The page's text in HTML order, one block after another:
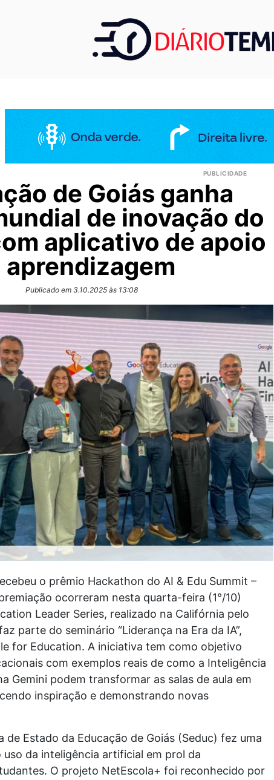
de Goiás ganha
de inovação do
aplicativo de apoio
aprendizagem
Publicado em 3.10.2025 às 13:08
o prêmio Hackathon do AI & Edu Summit –
ocorreram nesta quarta-feira (1°/10)
Leader Series, realizado na Califórnia pelo
parte do seminário “Liderança na Era da IA”,
for Education. A iniciativa tem como objetivo
com exemplos reais de como a Inteligência
Gemini podem transformar as salas de aula em
inspiração e demonstrando novas
de Estado da Educação de Goiás (Seduc) fez uma
da inteligência artificial em prol da
O projeto NetEscola+ foi reconhecido por